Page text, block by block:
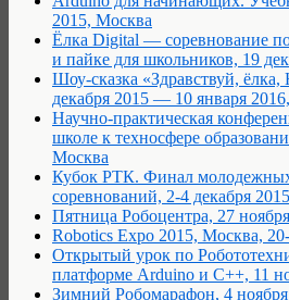
2015, Москва
Ёлка Digital — соревнование
и пайке для школьников, 19
Шоу-сказка «Здравствуй,
декабря 2015 — 10 января
Научно-практическая
школе к техносфере
Москва
Кубок РТК. Финал молодежных
соревнований, 2-4 декабря
Пятница Робоцентра, 27
Robotics Expo 2015, Москва,
Открытый урок по
платформе Arduino и С++, 11
Зимний Робомарафон, 4 ноября